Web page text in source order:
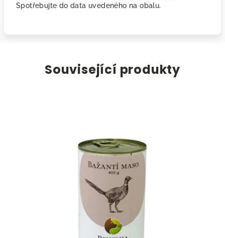
Spotřebujte do data uvedeného na obalu.
Související produkty